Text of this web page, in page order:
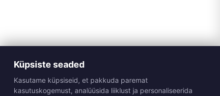
Küpsiste seaded
Kasutame küpsiseid, et pakkuda paremat
kasutuskogemust, analüüsida liiklust ja personaliseerida